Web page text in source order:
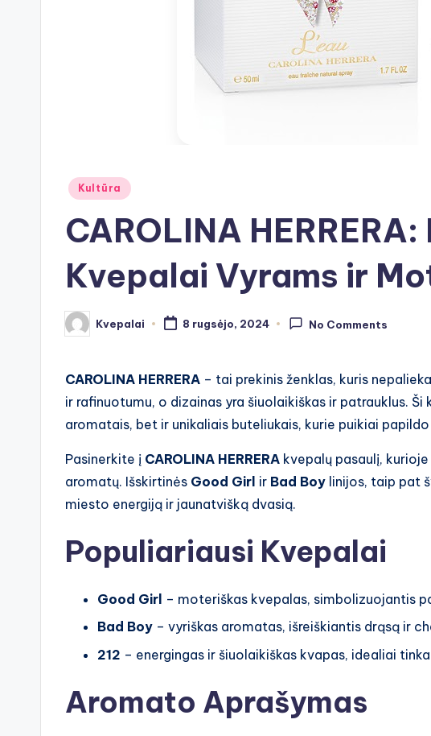
Posted
Kultūra
CAROLINA
Kvepalai Vyrams ir
Posted
by
Kvepalai 8 rugsėjo, 2024 No Comments
CAROLINA HERRERA – tai prekinis ženklas, kuris
ir rafinuotumu, o dizainas yra šiuolaikiškas ir patrauklus.
aromatais, bet ir unikaliais buteliukais, kurie puikiai
Pasinerkite į CAROLINA HERRERA kvepalų pasaulį,
aromatų. Išskirtinės Good Girl ir Bad Boy linijos, taip pat
miesto energiją ir jaunatvišką dvasią.
Populiariausi Kvepalai
Good Girl – moteriškas kvepalas, simbolizuojantis
Bad Boy – vyriškas aromatas, išreiškiantis drąsą ir
212 – energingas ir šiuolaikiškas kvapas, idealiai
Aromato Aprašymas